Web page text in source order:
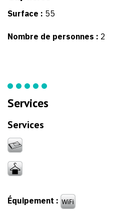
Surface : 55
Nombre de personnes : 2
Services
Services
Équipement :